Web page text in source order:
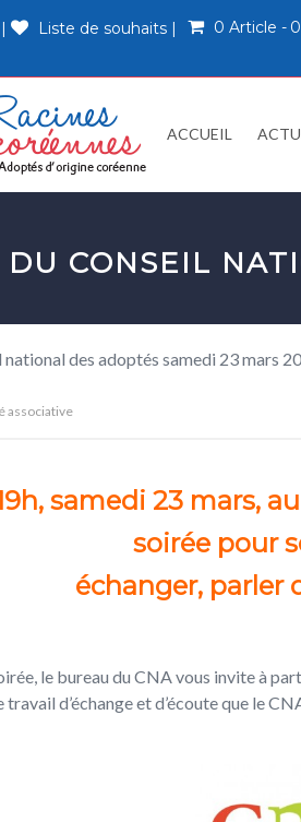
| 0 Article
Liste de souhaits |
ACCUEIL
DU CONSEIL
national des adoptés samedi 23 mars
associative
samedi 23 mars,
soirée pour
échanger, parler
le bureau du CNA vous invite à
d’échange et d’écoute que le